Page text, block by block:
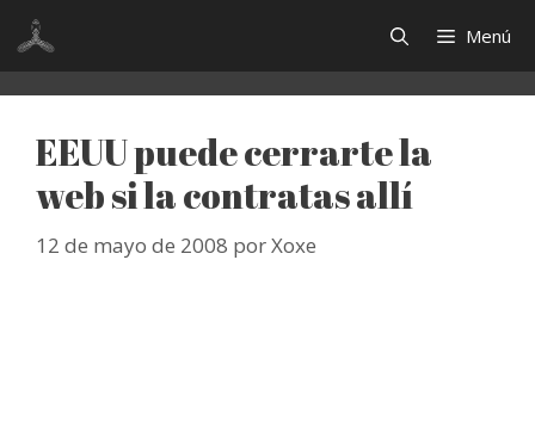
Saltar
contenido
Menú
EEUU puede cerrarte la
web si la contratas allí
12 de mayo de 2008 porXoxe